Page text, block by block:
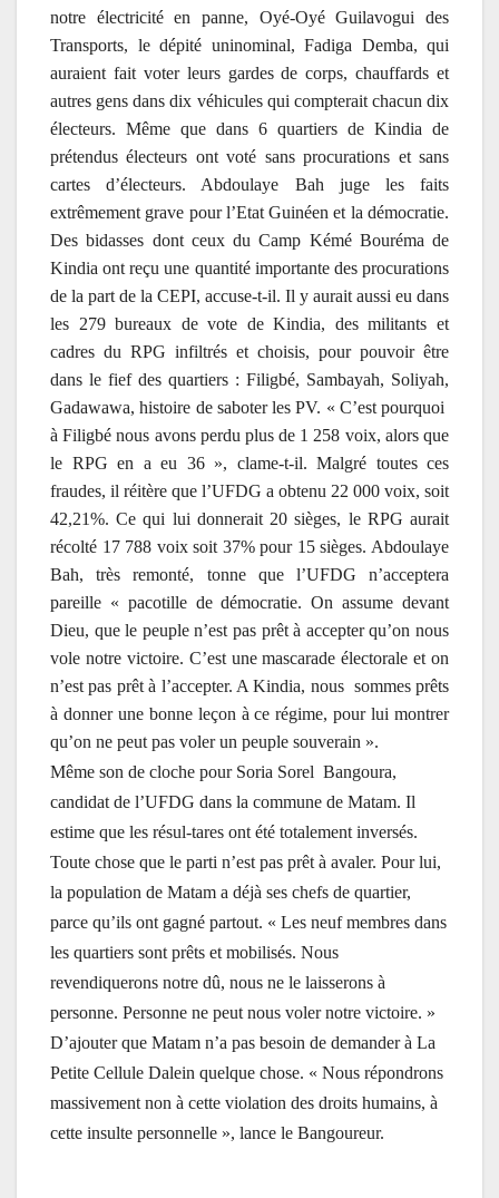
notre électricité en panne, Oyé-Oyé Guilavogui des
Transports, le dépité uninominal, Fadiga Demba, qui
auraient fait voter leurs gardes de corps, chauffards et
autres gens dans dix véhicules qui compterait chacun dix
électeurs. Même que dans 6 quartiers de Kindia de
prétendus électeurs ont voté sans procurations et sans
cartes d’électeurs. Abdoulaye Bah juge les faits
extrêmement grave pour l’Etat Guinéen et la démocratie.
Des bidasses dont ceux du Camp Kémé Bouréma de
Kindia ont reçu une quantité importante des procurations
de la part de la CEPI, accuse-t-il. Il y aurait aussi eu dans
les 279 bureaux de vote de Kindia, des militants et
cadres du RPG infiltrés et choisis, pour pouvoir être
dans le fief des quartiers : Filigbé, Sambayah, Soliyah,
Gadawawa, histoire de saboter les PV. « C’est pourquoi
à Filigbé nous avons perdu plus de 1 258 voix, alors que
le RPG en a eu 36 », clame-t-il. Malgré toutes ces
fraudes, il réitère que l’UFDG a obtenu 22 000 voix, soit
42,21%. Ce qui lui donnerait 20 sièges, le RPG aurait
récolté 17 788 voix soit 37% pour 15 sièges. Abdoulaye
Bah, très remonté, tonne que l’UFDG n’acceptera
pareille « pacotille de démocratie. On assume devant
Dieu, que le peuple n’est pas prêt à accepter qu’on nous
vole notre victoire. C’est une mascarade électorale et on
n’est pas prêt à l’accepter. A Kindia, nous sommes prêts
à donner une bonne leçon à ce régime, pour lui montrer
qu’on ne peut pas voler un peuple souverain ».
Même son de cloche pour Soria Sorel Bangoura,
candidat de l’UFDG dans la commune de Matam. Il
estime que les résul-tares ont été totalement inversés.
Toute chose que le parti n’est pas prêt à avaler. Pour lui,
la population de Matam a déjà ses chefs de quartier,
parce qu’ils ont gagné partout. « Les neuf membres dans
les quartiers sont prêts et mobilisés. Nous
revendiquerons notre dû, nous ne le laisserons à
personne. Personne ne peut nous voler notre victoire. »
D’ajouter que Matam n’a pas besoin de demander à La
Petite Cellule Dalein quelque chose. « Nous répondrons
massivement non à cette violation des droits humains, à
cette insulte personnelle », lance le Bangoureur.